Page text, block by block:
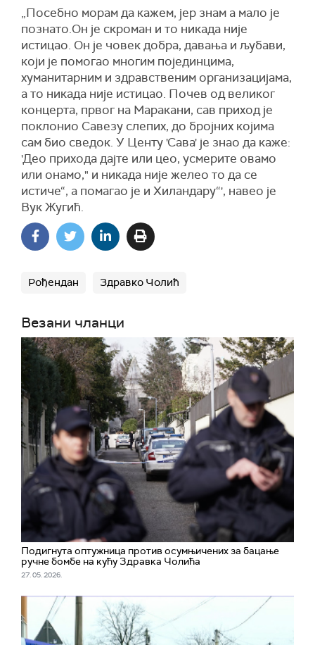
„Посебно морам да кажем, јер знам а мало је
познато.Он је скроман и то никада није
истицао. Он је човек добра, давања и љубави,
који је помогао многим појединцима,
хуманитарним и здравственим организацијама,
а то никада није истицао. Почев од великог
концерта, првог на Маракани, сав приход је
поклонио Савезу слепих, до бројних којима
сам био сведок. У Центу 'Сава' је знао да каже:
'Део прихода дајте или цео, усмерите овамо
или онамо," и никада није желео то да се
истиче“, а помагао је и Хиландару“', навео је
Вук Жугић.
Рођендан Здравко Чолић
Везани чланци
Подигнута оптужница против осумњичених за бацање
ручне бомбе на кућу Здравка Чолића
27. 05. 2026.